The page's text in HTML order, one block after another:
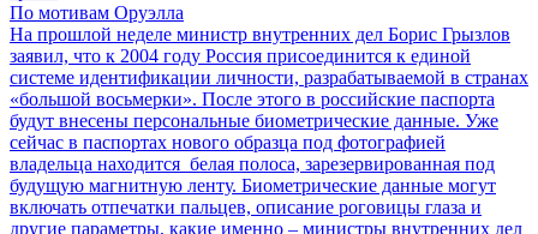
По мотивам Оруэлла
На прошлой неделе министр внутренних дел Борис Грызлов
заявил, что к 2004 году Россия присоединится к единой
системе идентификации личности, разрабатываемой в странах
«большой восьмерки». После этого в российские паспорта
будут внесены персональные биометрические данные. Уже
сейчас в паспортах нового образца под фотографией
владельца находится белая полоса, зарезервированная под
будущую магнитную ленту. Биометрические данные могут
включать отпечатки пальцев, описание роговицы глаза и
другие параметры, какие именно – министры внутренних дел